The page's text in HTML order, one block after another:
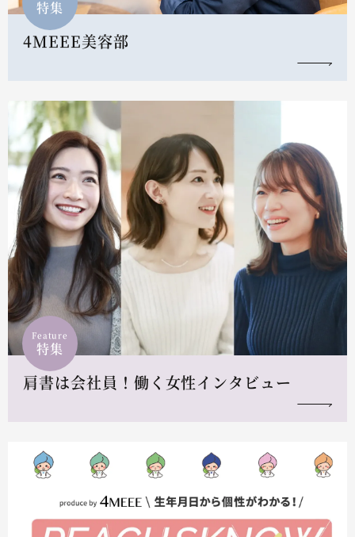
特集
4MEEE美容部
Feature
特集
肩書は会社員！働く女性インタビュー